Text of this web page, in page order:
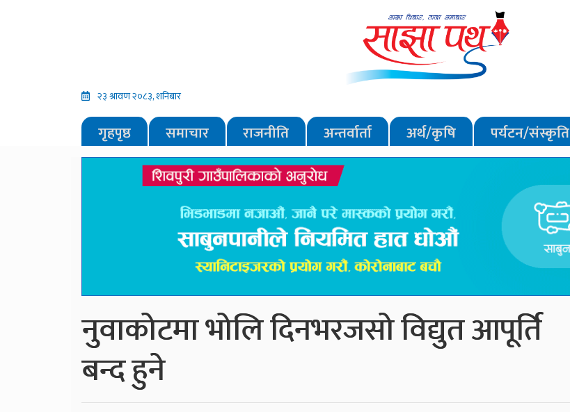
२३ श्रावण २०८३, शनिबार
गृहपृष्ठ समाचार राजनीति अन्तर्वार्ता अर्थ/कृषि पर्यटन/संस्कृति
नुवाकोटमा भोलि दिनभरजसो विद्युत आपूर्ति
बन्द हुने